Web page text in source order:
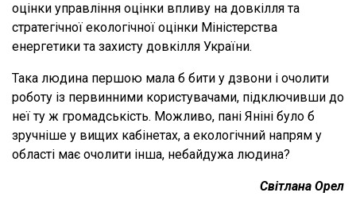
оцінки управління оцінки впливу на довкілля та
стратегічної екологічної оцінки Міністерства
енергетики та захисту довкілля України.
Така людина першою мала б бити у дзвони і очолити
роботу із первинними користувачами, підключивши до
неї ту ж громадськість. Можливо, пані Яніні було б
зручніше у вищих кабінетах, а екологічний напрям у
області має очолити інша, небайдужа людина?
Світлана Орел